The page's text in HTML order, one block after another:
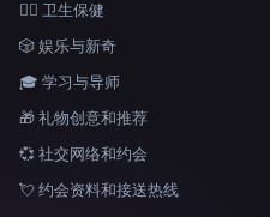
👩‍⚕️ 卫生保健
🎲 娱乐与新奇
🎓 学习与导师
🎁 礼物创意和推荐
💞 社交网络和约会
💘 约会资料和接送热线